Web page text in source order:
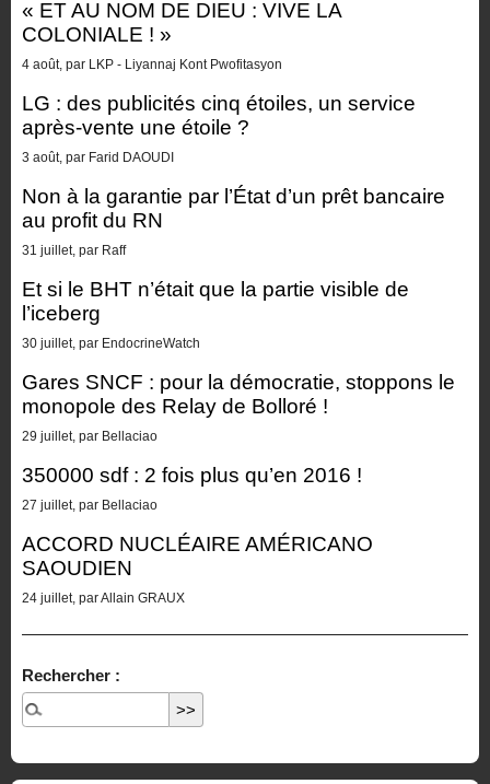
« ET AU NOM DE DIEU : VIVE LA
COLONIALE ! »
4 août, par LKP - Liyannaj Kont Pwofitasyon
LG : des publicités cinq étoiles, un service
après-vente une étoile ?
3 août, par Farid DAOUDI
Non à la garantie par l’État d’un prêt bancaire
au profit du RN
31 juillet, par Raff
Et si le BHT n’était que la partie visible de
l’iceberg
30 juillet, par EndocrineWatch
Gares SNCF : pour la démocratie, stoppons le
monopole des Relay de Bolloré !
29 juillet, par Bellaciao
350000 sdf : 2 fois plus qu’en 2016 !
27 juillet, par Bellaciao
ACCORD NUCLÉAIRE AMÉRICANO
SAOUDIEN
24 juillet, par Allain GRAUX
Rechercher :